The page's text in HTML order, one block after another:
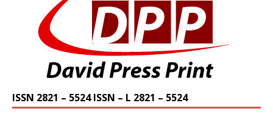
ISSN 2821 – 5524 ISSN – L 2821 – 5524